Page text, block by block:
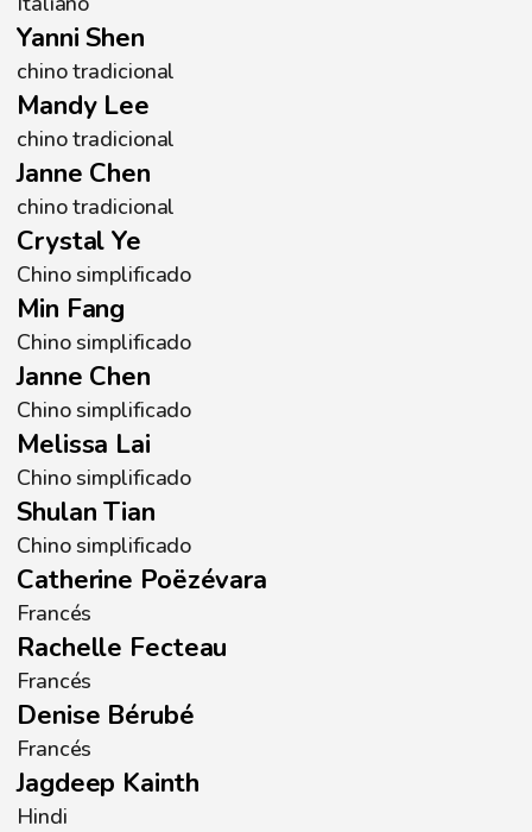
Yanni Shen
chino tradicional
Mandy Lee
chino tradicional
Janne Chen
chino tradicional
Crystal Ye
Chino simplificado
Min Fang
Chino simplificado
Janne Chen
Chino simplificado
Melissa Lai
Chino simplificado
Shulan Tian
Chino simplificado
Catherine Poëzévara
Francés
Rachelle Fecteau
Francés
Denise Bérubé
Francés
Jagdeep Kainth
Hindi